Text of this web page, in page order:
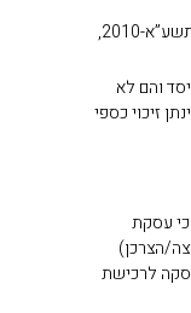
31. החזרת המוצר/ים תיעשה כשהוא/הם באריזתו/ם המקורית, בצירוף החשבונית המקורית שהופקה למשתמש בגין רכישתו/ם ובכפוף לכך כי טרם חלף פרק הזמן הנקוב בתקנות הגנת הצרכן (ביטול עסקה), התשע”א-2010,
ים (הטובין) שרכש למייסד והם לא
לפי הנמוך מביניהם. לא יינתן זיכוי כספי
כי עסקת
הצרכן)
ביטול עסקה לרכישת